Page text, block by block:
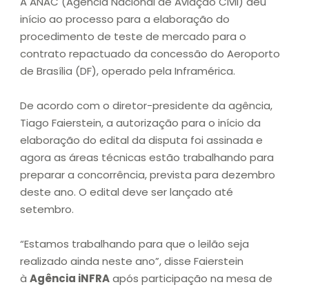
início ao processo para a elaboração do
procedimento de teste de mercado para o
contrato repactuado da concessão do Aeroporto
de Brasília (DF), operado pela Inframérica.
De acordo com o diretor-presidente da agência,
Tiago Faierstein, a autorização para o início da
elaboração do edital da disputa foi assinada e
agora as áreas técnicas estão trabalhando para
preparar a concorrência, prevista para dezembro
deste ano. O edital deve ser lançado até
setembro.
“Estamos trabalhando para que o leilão seja
realizado ainda neste ano”, disse Faierstein
à Agência iNFRAapós participação na mesa de